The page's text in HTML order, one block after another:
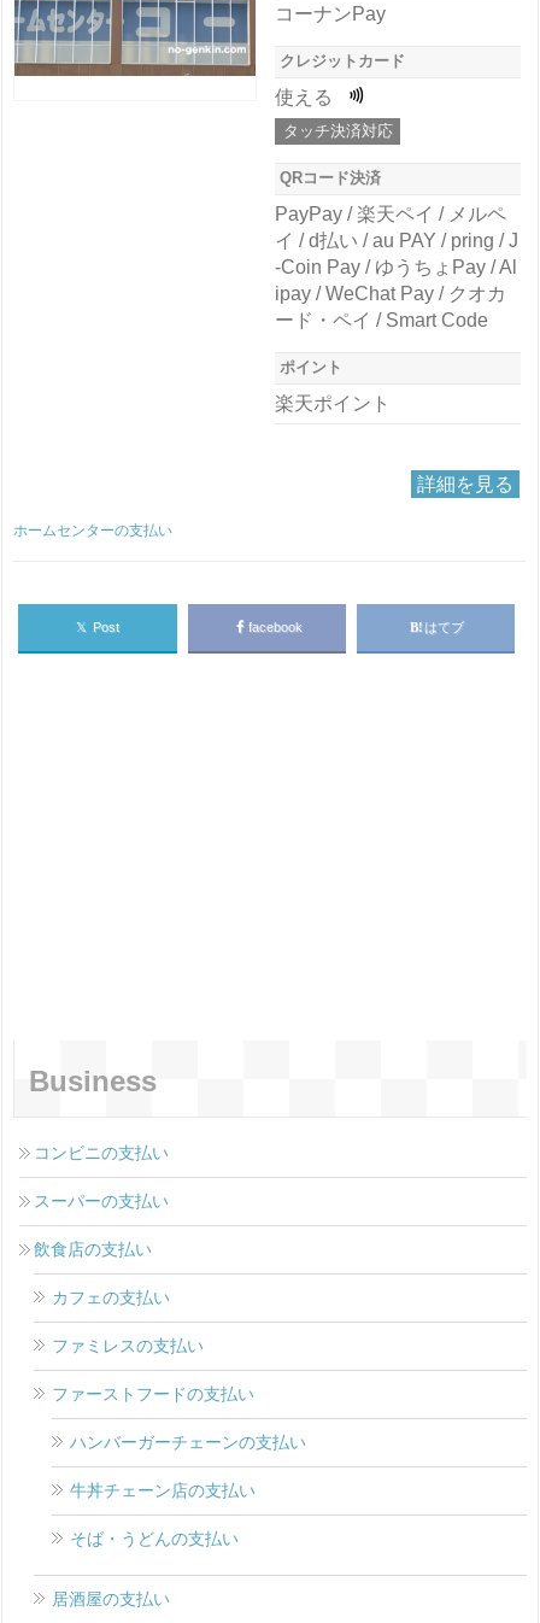
コーナンPay
クレジットカード
使える
タッチ決済対応
QRコード決済
PayPay / 楽天ペイ / メルペ
イ / d払い / au PAY / pring / J
-Coin Pay / ゆうちょPay / Al
ipay / WeChat Pay / クオカ
ード・ペイ / Smart Code
ポイント
楽天ポイント
詳細を見る
ホームセンターの支払い
𝕏 Post facebook はてブ
Business
コンビニの支払い
スーパーの支払い
飲食店の支払い
カフェの支払い
ファミレスの支払い
ファーストフードの支払い
ハンバーガーチェーンの支払い
牛丼チェーン店の支払い
そば・うどんの支払い
居酒屋の支払い